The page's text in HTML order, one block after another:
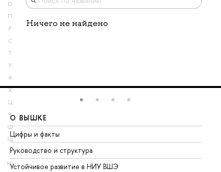
О
П
Р
С
Т
У
Ф
Х
Ц
Ч
Ш
Щ
Э
Ю
Ничего не найдено
О ВЫШКЕ
Цифры и факты
Руководство и структура
Устойчивое развитие в НИУ ВШЭ